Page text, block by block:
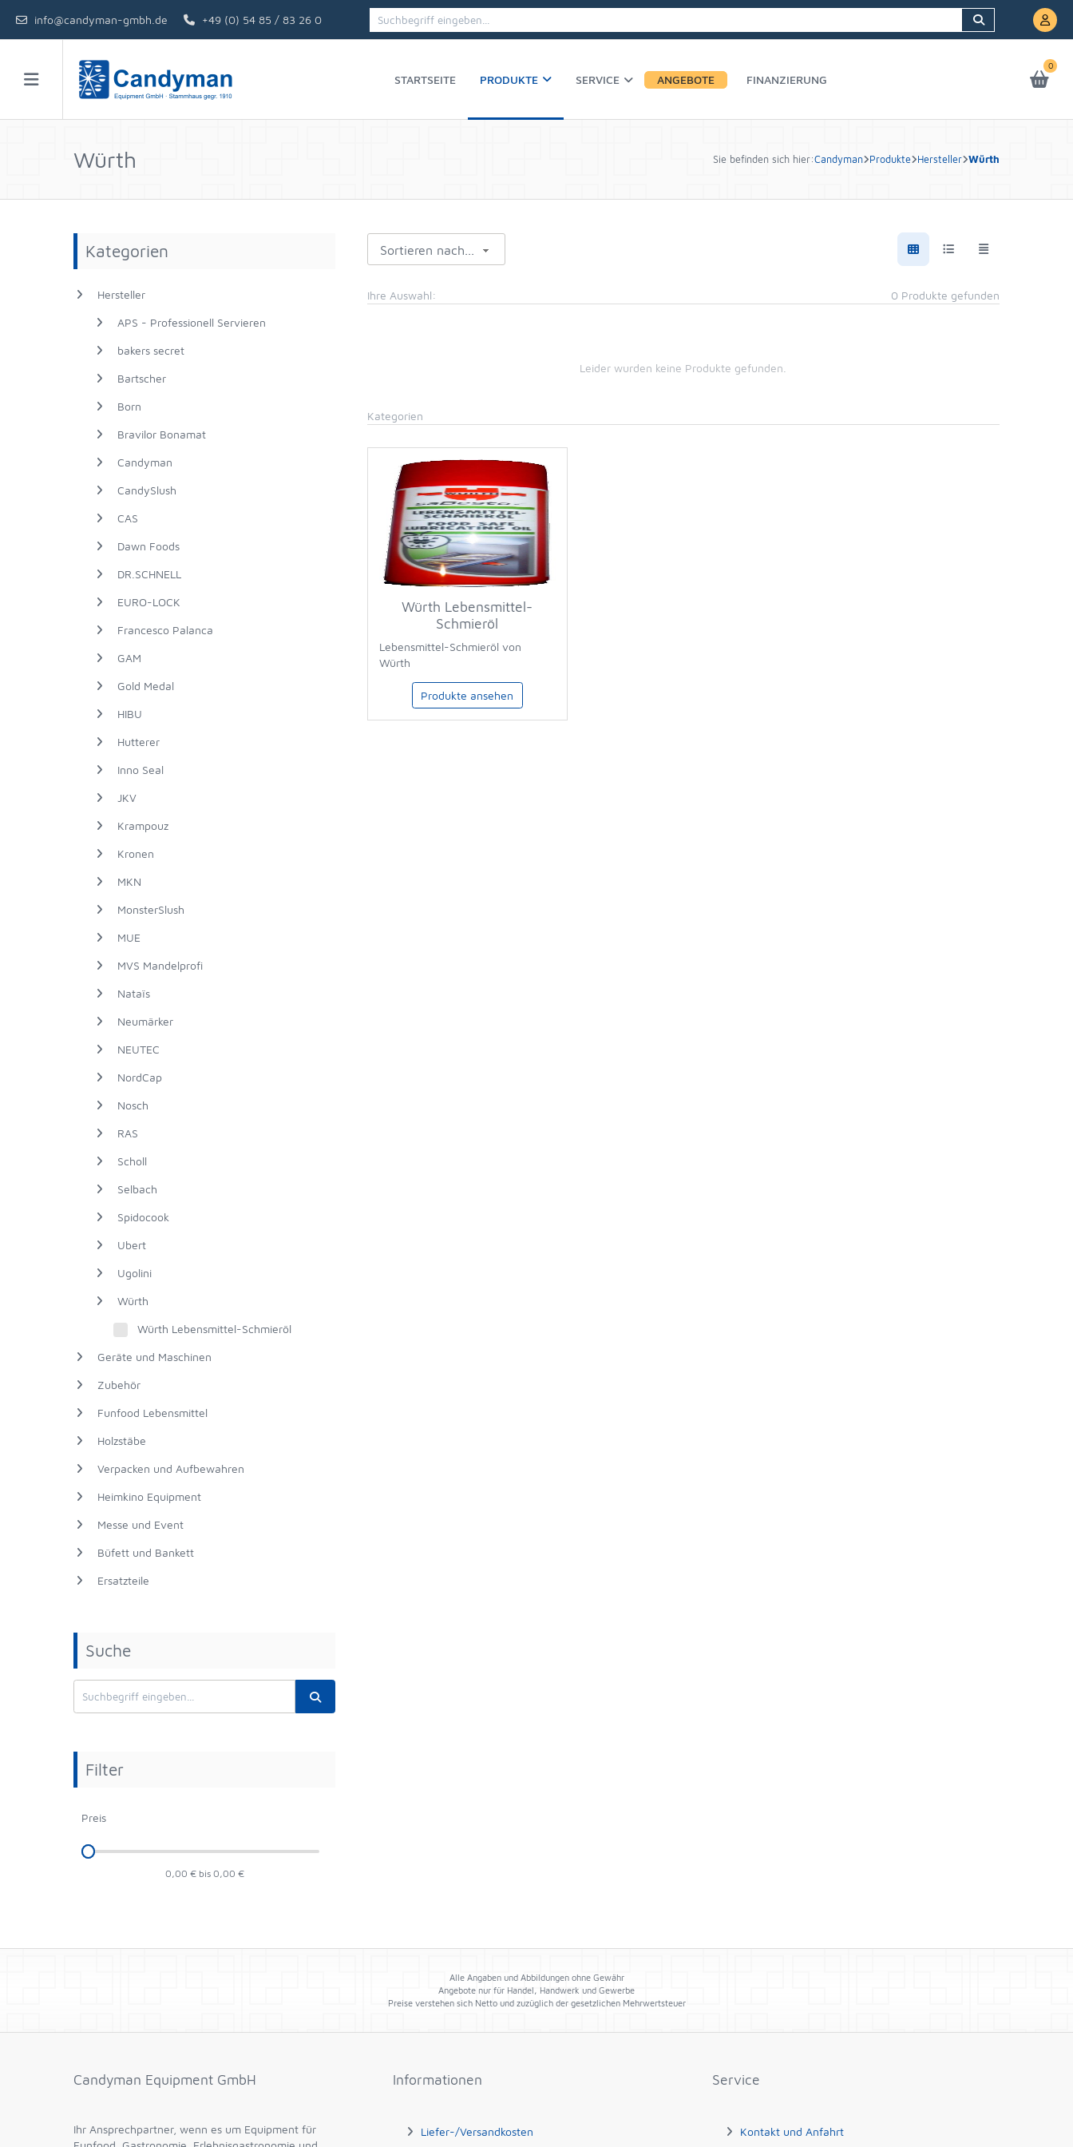
info@candyman-gmbh.de +49 (0) 54 85 / 83 26 0
STARTSEITE PRODUKTE SERVICE ANGEBOTE FINANZIERUNG
0
Würth Sie befinden sich hier:Candyman Produkte Hersteller Würth
Kategorien
Hersteller
APS - Professionell Servieren
bakers secret
Bartscher
Born
Bravilor Bonamat
Candyman
CandySlush
CAS
Dawn Foods
DR.SCHNELL
EURO-LOCK
Francesco Palanca
GAM
Gold Medal
HIBU
Hutterer
Inno Seal
JKV
Krampouz
Kronen
MKN
MonsterSlush
MUE
MVS Mandelprofi
Nataïs
Neumärker
NEUTEC
NordCap
Nosch
RAS
Scholl
Selbach
Spidocook
Ubert
Ugolini
Würth
Würth Lebensmittel-Schmieröl
Geräte und Maschinen
Zubehör
Funfood Lebensmittel
Holzstäbe
Verpacken und Aufbewahren
Heimkino Equipment
Messe und Event
Büfett und Bankett
Ersatzteile
Suche
Filter
Preis
0,00 € bis 0,00 €
Sortieren nach...
Ihre Auswahl: 0 Produkte gefunden
Leider wurden keine Produkte gefunden.
Kategorien
Würth Lebensmittel-
Schmieröl
Lebensmittel-Schmieröl von
Würth
Produkte ansehen
Alle Angaben und Abbildungen ohne Gewähr
Angebote nur für Handel, Handwerk und Gewerbe
Preise verstehen sich Netto und zuzüglich der gesetzlichen Mehrwertsteuer
Candyman Equipment GmbH
Ihr Ansprechpartner, wenn es um Equipment für
Informationen
Liefer-/Versandkosten
Service
Kontakt und Anfahrt